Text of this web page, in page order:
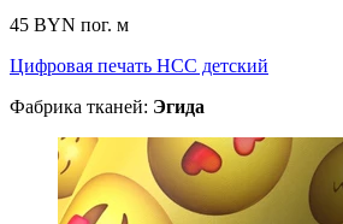
45 BYN пог. м
Цифровая печать НСС детский
Фабрика тканей: Эгида